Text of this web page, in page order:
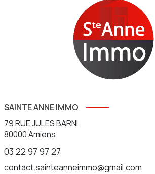
SAINTE ANNE IMMO
79 RUE JULES BARNI
80000Amiens
03 22 97 97 27
contact.sainteanneimmo@gmail.com